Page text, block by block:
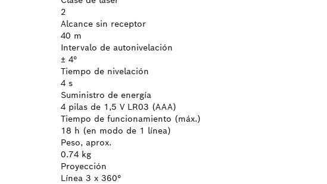
2
Alcance sin receptor
40 m
Intervalo de autonivelación
± 4°
Tiempo de nivelación
4 s
Suministro de energía
4 pilas de 1,5 V LR03 (AAA)
Tiempo de funcionamiento (máx.)
18 h (en modo de 1 línea)
Peso, aprox.
0.74 kg
Proyección
Línea 3 x 360°